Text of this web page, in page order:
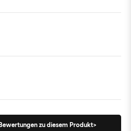
zu diesem Produkt>